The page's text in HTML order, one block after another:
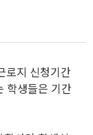
로지 신청기간
학생들은 기간